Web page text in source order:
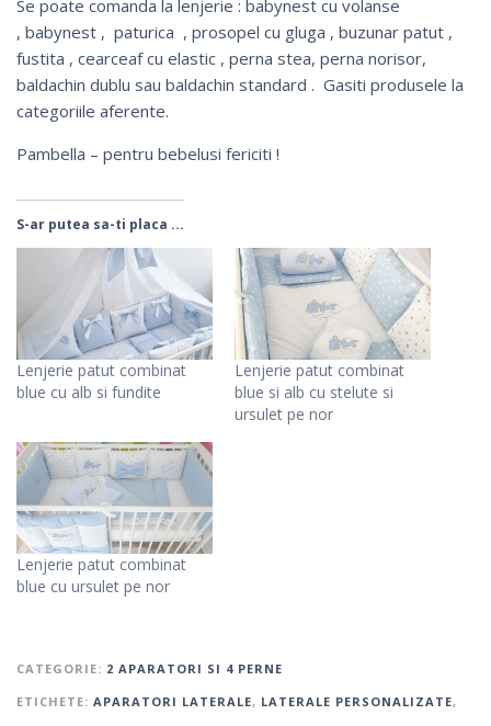
Se poate comanda la lenjerie : babynest cu volanse
, babynest , paturica , prosopel cu gluga , buzunar patut ,
fustita , cearceaf cu elastic , perna stea, perna norisor,
baldachin dublu sau baldachin standard . Gasiti produsele la
categoriile aferente.
Pambella – pentru bebelusi fericiti !
S-ar putea sa-ti placa ...
Lenjerie patut combinat
blue cu alb si fundite
Lenjerie patut combinat
blue si alb cu stelute si
ursulet pe nor
Lenjerie patut combinat
blue cu ursulet pe nor
CATEGORIE: 2 APARATORI SI 4 PERNE
ETICHETE: APARATORI LATERALE, LATERALE PERSONALIZATE,